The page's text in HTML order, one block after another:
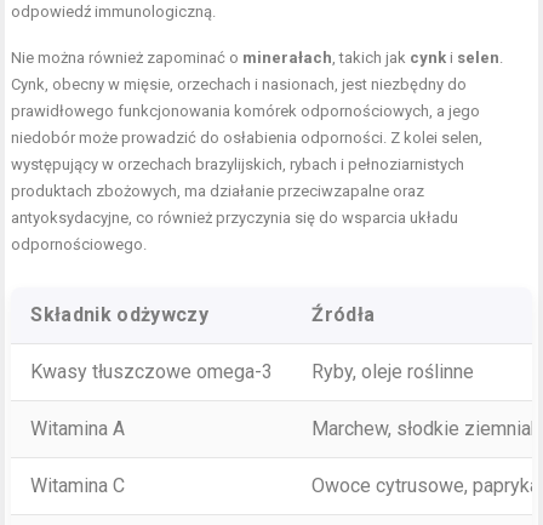
odpowiedź immunologiczną.
Nie można również zapominać o minerałach, takich jak cynk i selen.
Cynk, obecny w mięsie, orzechach i nasionach, jest niezbędny do
prawidłowego funkcjonowania komórek odpornościowych, a jego
niedobór może prowadzić do osłabienia odporności. Z kolei selen,
występujący w orzechach brazylijskich, rybach i pełnoziarnistych
produktach zbożowych, ma działanie przeciwzapalne oraz
antyoksydacyjne, co również przyczynia się do wsparcia układu
odpornościowego.
Składnik odżywczy Źródła
Kwasy tłuszczowe omega-3 Ryby, oleje roślinne
Witamina A Marchew, słodkie
Witamina C Owoce cytrusowe, papryka